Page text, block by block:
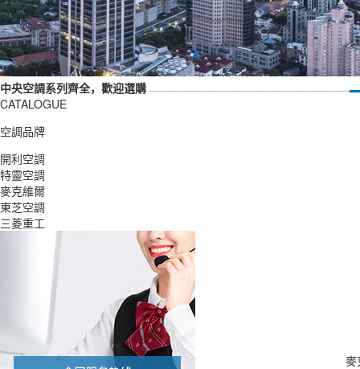
中央空調系列齊全，歡迎選購
CATALOGUE
空調品牌
開利空調
特靈空調
麥克維爾
東芝空調
三菱重工
麥